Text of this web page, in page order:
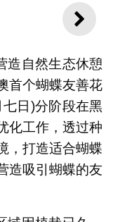
下一
造自然生态休憩
首个蝴蝶友善花
日)分阶段在黑
化工作，透过种
，打造适合蝴蝶
造吸引蝴蝶的友